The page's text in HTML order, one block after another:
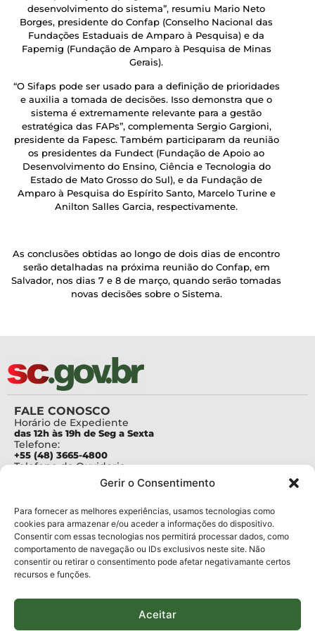
Gerir o Consentimento
Para fornecer as melhores experiências, usamos tecnologias como
cookies para armazenar e/ou aceder a informações do dispositivo.
Consentir com essas tecnologias nos permitirá processar dados, como
comportamento de navegação ou IDs exclusivos neste site. Não
consentir ou retirar o consentimento pode afetar negativamante certos
recursos e funções.
Aceitar
desenvolvimento do sistema”, resumiu Mario Neto
Borges, presidente do Confap (Conselho Nacional das
Fundações Estaduais de Amparo à Pesquisa) e da
Fapemig (Fundação de Amparo à Pesquisa de Minas
Gerais).
“O Sifaps pode ser usado para a definição de prioridades
e auxilia a tomada de decisões. Isso demonstra que o
sistema é extremamente relevante para a gestão
estratégica das FAPs”, complementa Sergio Gargioni,
presidente da Fapesc. Também participaram da reunião
os presidentes da Fundect (Fundação de Apoio ao
Desenvolvimento do Ensino, Ciência e Tecnologia do
Estado de Mato Grosso do Sul), e da Fundação de
Amparo à Pesquisa do Espírito Santo, Marcelo Turine e
Anilton Salles Garcia, respectivamente.
As conclusões obtidas ao longo de dois dias de encontro
serão detalhadas na próxima reunião do Confap, em
Salvador, nos dias 7 e 8 de março, quando serão tomadas
novas decisões sobre o Sistema.
FALE CONOSCO
Horário de Expediente
das 12h às 19h de Seg a Sexta
Telefone:
+55 (48) 3665-4800
Telefone da Ouvidoria
Para assuntos relacionados à Pesquisa
pesquisa@fapesc.sc.gov.br
Para assuntos relacionados à Inovação
inovacao@fapesc.sc.gov.br
Para assuntos relacionados à Bolsas
bolsas@fapesc.sc.gov.br
Para assuntos relacionados à Prestação de Contas
Para assuntos relacionados à Plataforma
plataforma@fapesc.sc.gov.br